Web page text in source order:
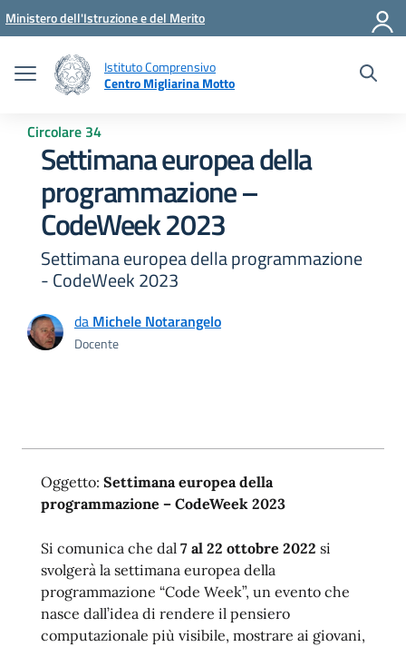
Vai ai contenuti
Vai al menu di navigazione
Vai al footer
Ministero dell'Istruzione e del Merito
Istituto Comprensivo
Centro Migliarina Motto
Circolare 34
Settimana europea della
programmazione –
CodeWeek 2023
Settimana europea della programmazione
- CodeWeek 2023
da Michele Notarangelo
Docente
Oggetto: Settimana europea della
programmazione – CodeWeek 2023
Si comunica che dal 7 al 22 ottobre 2022 si
svolgerà la settimana europea della
programmazione “Code Week”, un evento che
nasce dall’idea di rendere il pensiero
computazionale più visibile, mostrare ai giovani,